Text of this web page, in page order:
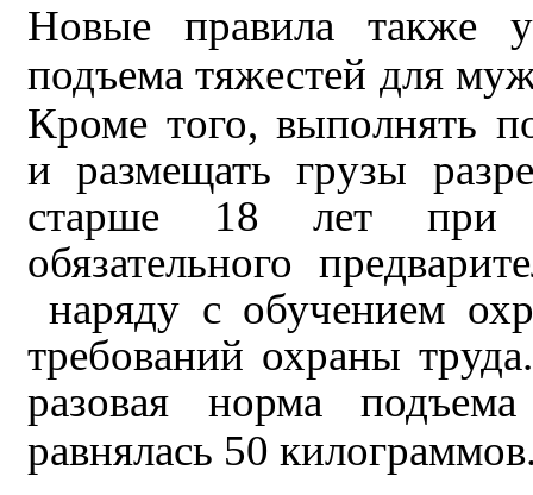
Новые правила также
подъема тяжестей для
Кроме того, выполнять
и размещать грузы
старше 18 лет при
обязательного
наряду с обучением
требований охраны
разовая норма
равнялась 50 килограммов